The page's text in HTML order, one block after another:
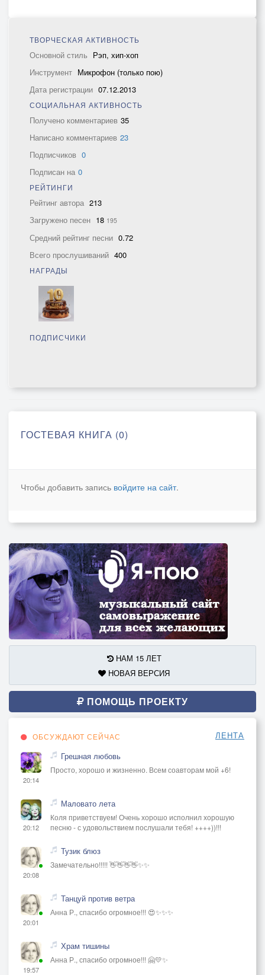
ТВОРЧЕСКАЯ АКТИВНОСТЬ
Основной стиль Рэп, хип-хоп
Инструмент Микрофон (только пою)
Дата регистрации 07.12.2013
СОЦИАЛЬНАЯ АКТИВНОСТЬ
Получено комментариев 35
Написано комментариев 23
Подписчиков 0
Подписан на 0
РЕЙТИНГИ
Рейтинг автора 213
Загружено песен 18 195
Средний рейтинг песни 0.72
Всего прослушиваний 400
НАГРАДЫ
ПОДПИСЧИКИ
ГОСТЕВАЯ КНИГА (0)
Чтобы добавить запись войдите на сайт.
НАМ 15 ЛЕТ
НОВАЯ ВЕРСИЯ
ПОМОЩЬ ПРОЕКТУ
ОБСУЖДАЮТ СЕЙЧАС ЛЕНТА
20:14
Грешная любовь
Просто, хорошо и жизненно. Всем соавторам мой +6!
20:12
Маловато лета
Коля приветствуем! Очень хорошо исполнил хорошую
песню - с удовольствием послушали тебя! ++++))!!!
20:08
Тузик блюз
Замечательно!!!!! 👋👋👋👋✨✨
20:01
Танцуй против ветра
Анна Р., спасибо огромное!!! 😍✨✨✨
19:57
Храм тишины
Анна Р., спасибо огромное!!! 🤗💛✨